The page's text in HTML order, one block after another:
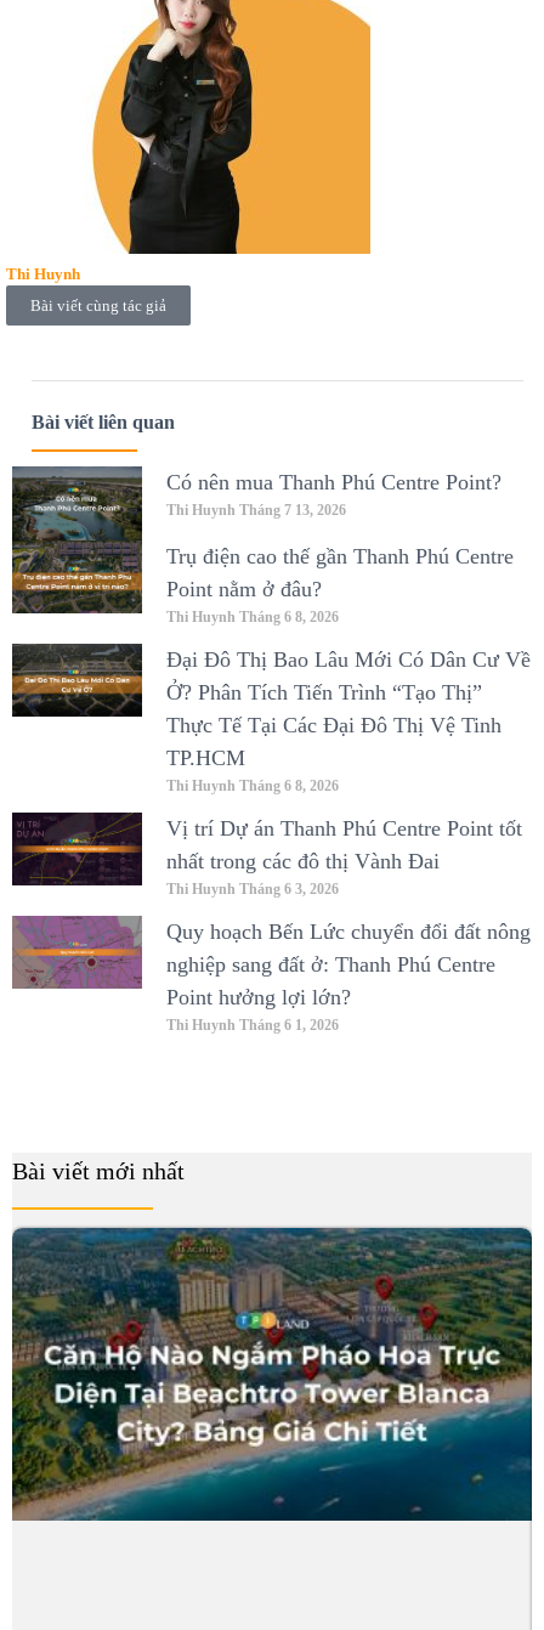
Thi Huynh
Bài viết cùng tác giả
Bài viết liên quan
Có nên mua Thanh Phú Centre Point?
Thi Huynh Tháng 7 13, 2026
Trụ điện cao thế gần Thanh Phú Centre
Point nằm ở đâu?
Thi Huynh Tháng 6 8, 2026
Đại Đô Thị Bao Lâu Mới Có Dân Cư Về
Ở? Phân Tích Tiến Trình “Tạo Thị”
Thực Tế Tại Các Đại Đô Thị Vệ Tinh
TP.HCM
Thi Huynh Tháng 6 8, 2026
Vị trí Dự án Thanh Phú Centre Point tốt
nhất trong các đô thị Vành Đai
Thi Huynh Tháng 6 3, 2026
Quy hoạch Bến Lức chuyển đổi đất nông
nghiệp sang đất ở: Thanh Phú Centre
Point hưởng lợi lớn?
Thi Huynh Tháng 6 1, 2026
Bài viết mới nhất